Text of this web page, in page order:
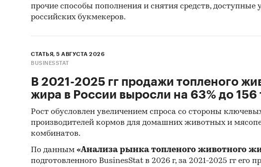
прочие способы пополнения и снятия средств, доступные
российских букмекеров.
СТАТЬЯ, 5 АВГУСТА 2026
BUSINESSTAT
В 2021-2025 гг продажи топленого
жира в России выросли на 63% до 156
Рост обусловлен увеличением спроса со стороны
производителей кормов для домашних животных и
комбинатов.
По данным «Анализа рынка топленого животного
подготовленного BusinesStat в 2026 г, за 2021-2025 гг его